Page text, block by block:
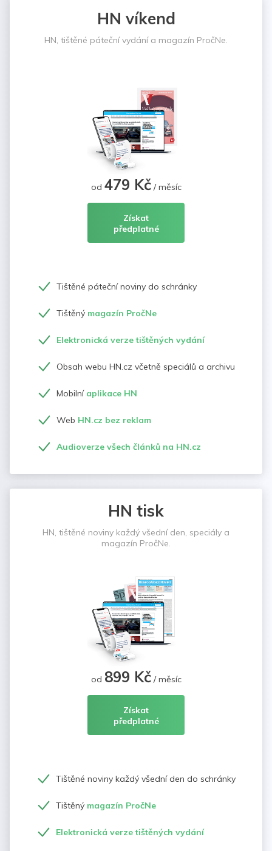
HN víkend
HN, tištěné páteční vydání a magazín PročNe.
od 479 Kč/ měsíc
Získat
předplatné
Tištěné páteční noviny do schránky
Tištěný magazín PročNe
Elektronická verze tištěných vydání
Obsah webu HN.cz včetně speciálů a archivu
Mobilní aplikace HN
Web HN.cz bez reklam
Audioverze všech článků na HN.cz
HN tisk
HN, tištěné noviny každý všední den, speciály a
magazín PročNe.
od 899 Kč/ měsíc
Získat
předplatné
Tištěné noviny každý všední den do schránky
Tištěný magazín PročNe
Elektronická verze tištěných vydání